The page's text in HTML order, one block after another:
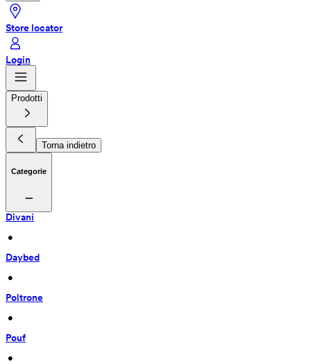
Store locator
Login
Prodotti
Torna indietro
Categorie
Divani
•
Daybed
•
Poltrone
•
Pouf
•